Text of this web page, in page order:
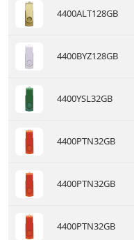
4400ALT128GB
4400BYZ128GB
4400YSL32GB
4400PTN32GB
4400PTN32GB
4400PTN32GB